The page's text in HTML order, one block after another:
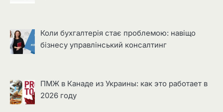
Коли бухгалтерія стає проблемою: навіщо
бізнесу управлінський консалтинг
ПМЖ в Канаде из Украины: как это работает в
2026 году